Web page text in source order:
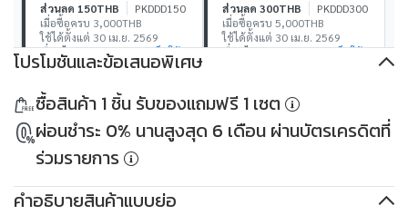
ส่วนลด 150THB
PKDDD150
เมื่อซื้อครบ 3,000THB
ใช้ได้ตั้งแต่ 30 เม.ย. 2569
เงื่อนไข
เก็บโค้ด
ส่วนลด 300THB
PKDDD300
เมื่อซื้อครบ 5,000THB
ใช้ได้ตั้งแต่ 30 เม.ย. 2569
เงื่อนไข
เก็บโค้ด
เมื่อซื้อครบ 10,000THB
ใช้ได้ตั้งแต่ 30 เม.ย. 2569
เงื่อนไข
เก็บโค้ด
PKDDD1000
เมื่อซื้อครบ 30,000THB
ใช้ได้ตั้งแต่ 30 เม.ย. 2569
เงื่อนไข
เก็บโค้ด
โปรโมชันและข้อเสนอพิเศษ
ซื้อสินค้า 1 ชิ้น รับของแถมฟรี 1 เซต
ผ่อนชำระ 0% นานสูงสุด 6 เดือน ผ่านบัตรเครดิตที่
ร่วมรายการ
คำอธิบายสินค้าแบบย่อ